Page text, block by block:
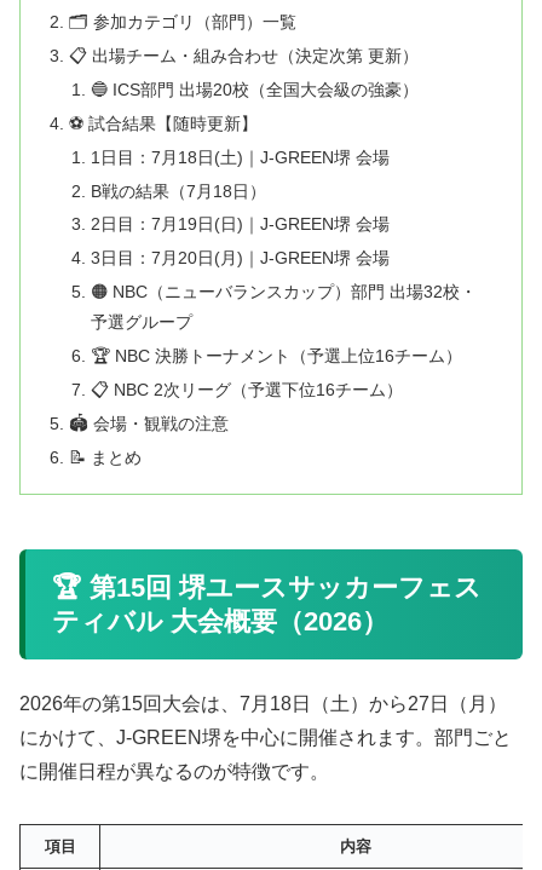
🗂️ 参加カテゴリ（部門）一覧
📋 出場チーム・組み合わせ（決定次第 更新）
🔵 ICS部門 出場20校（全国大会級の強豪）
⚽ 試合結果【随時更新】
1日目：7月18日(土)｜J-GREEN堺 会場
B戦の結果（7月18日）
2日目：7月19日(日)｜J-GREEN堺 会場
3日目：7月20日(月)｜J-GREEN堺 会場
🟠 NBC（ニューバランスカップ）部門 出場32校・
予選グループ
🏆 NBC 決勝トーナメント（予選上位16チーム）
📋 NBC 2次リーグ（予選下位16チーム）
🏟️ 会場・観戦の注意
📝 まとめ
🏆 第15回 堺ユースサッカーフェス
ティバル 大会概要（2026）
2026年の第15回大会は、7月18日（土）から27日（月）
にかけて、J-GREEN堺を中心に開催されます。部門ごと
に開催日程が異なるのが特徴です。
項目 内容